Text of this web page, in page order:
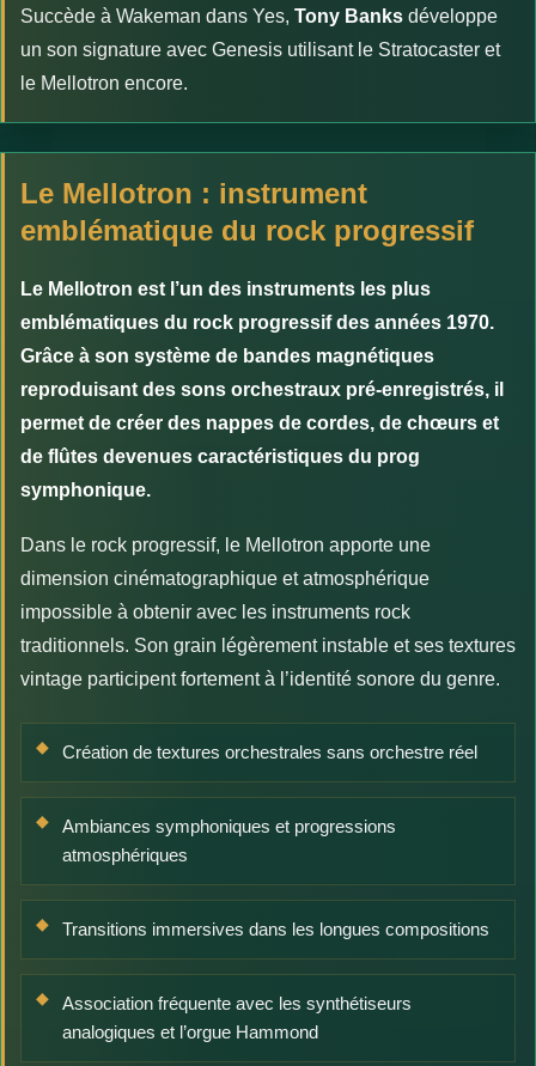
Succède à Wakeman dans Yes, Tony Banks développe
un son signature avec Genesis utilisant le Stratocaster et
le Mellotron encore.
Le Mellotron : instrument
emblématique du rock progressif
Le Mellotron est l’un des instruments les plus
emblématiques du rock progressif des années 1970.
Grâce à son système de bandes magnétiques
reproduisant des sons orchestraux pré-enregistrés, il
permet de créer des nappes de cordes, de chœurs et
de flûtes devenues caractéristiques du prog
symphonique.
Dans le rock progressif, le Mellotron apporte une
dimension cinématographique et atmosphérique
impossible à obtenir avec les instruments rock
traditionnels. Son grain légèrement instable et ses textures
vintage participent fortement à l’identité sonore du genre.
Création de textures orchestrales sans orchestre réel
Ambiances symphoniques et progressions
atmosphériques
Transitions immersives dans les longues compositions
Association fréquente avec les synthétiseurs
analogiques et l’orgue Hammond